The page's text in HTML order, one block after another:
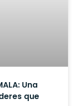
Una
que